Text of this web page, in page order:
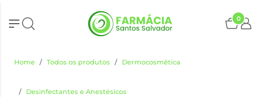
0
Home Todos os produtos Dermocosmética
Desinfectantes e Anestésicos